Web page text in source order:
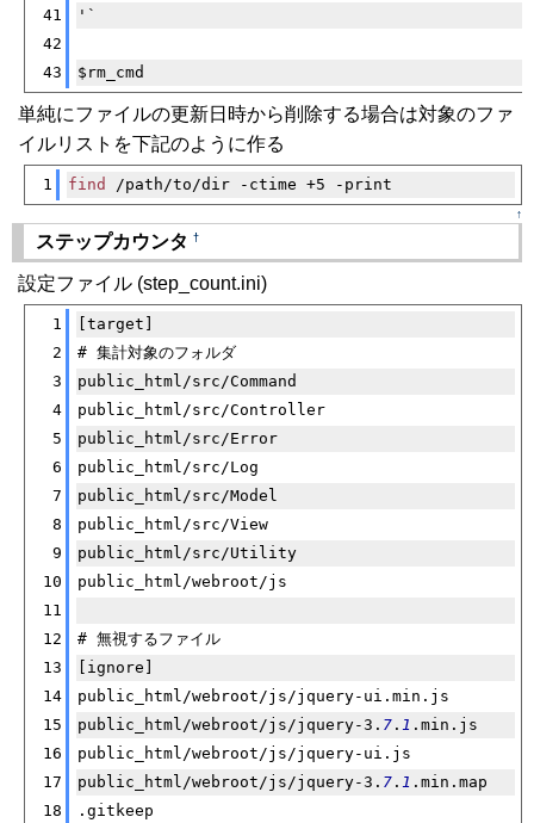
41
42
43
'`
$rm_cmd
単純にファイルの更新日時から削除する場合は対象のファ
イルリストを下記のように作る
1 find /path/to/dir -ctime +5 -print
↑
ステップカウンタ †
設定ファイル (step_count.ini)
1
2
3
4
5
6
7
8
9
10
11
12
13
14
15
16
17
18
[target]
# 集計対象のフォルダ
public_html/src/Command
public_html/src/Controller
public_html/src/Error
public_html/src/Log
public_html/src/Model
public_html/src/View
public_html/src/Utility
public_html/webroot/js
# 無視するファイル
[ignore]
public_html/webroot/js/jquery-ui.min.js
public_html/webroot/js/jquery-3. 7 . 1 .min.js
public_html/webroot/js/jquery-ui.js
public_html/webroot/js/jquery-3. 7 . 1 .min.map
.gitkeep